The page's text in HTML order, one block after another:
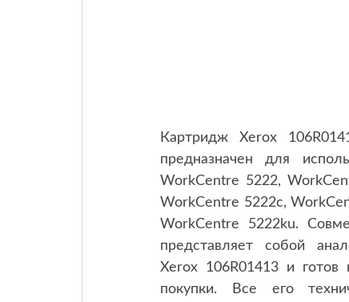
Картридж Xerox
предназначен для
WorkCentre 5222,
WorkCentre 5222c,
WorkCentre 5222ku.
представляет собой
Xerox 106R01413 и готов
покупки. Все его